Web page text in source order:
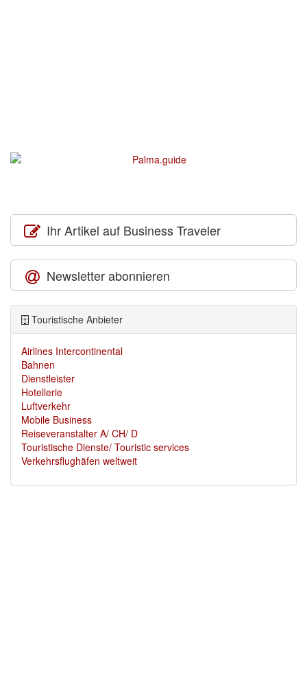
Ihr Artikel auf Business Traveler
Newsletter abonnieren
Touristische Anbieter
Airlines Intercontinental
Bahnen
Dienstleister
Hotellerie
Luftverkehr
Mobile Business
Reiseveranstalter A/ CH/ D
Touristische Dienste/ Touristic services
Verkehrsflughäfen weltweit